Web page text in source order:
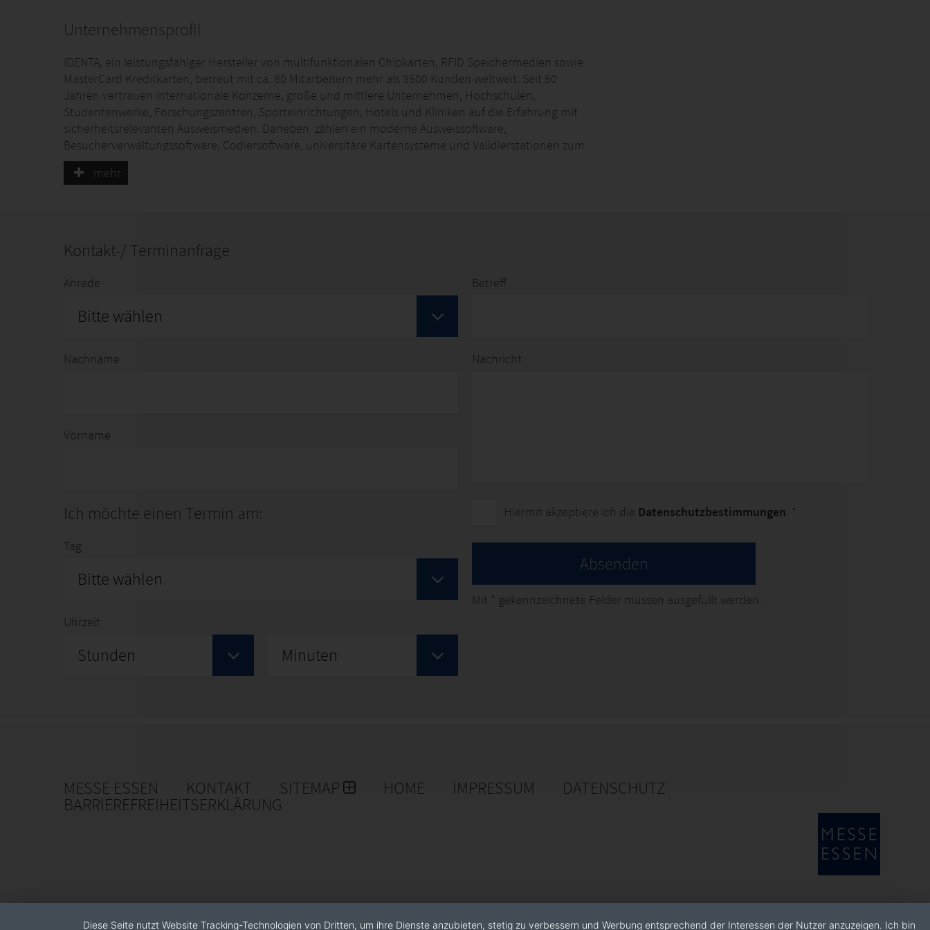
Unternehmensprofil
IDENTA, ein leistungsfähiger Hersteller von multifunktionalen Chipkarten, RFID Speichermedien sowie
MasterCard Kreditkarten, betreut mit ca. 80 Mitarbeitern mehr als 3500 Kunden weltweit. Seit 50
Jahren vertrauen internationale Konzerne, große und mittlere Unternehmen, Hochschulen,
Studentenwerke, Forschungszentren, Sporteinrichtungen, Hotels und Kliniken auf die Erfahrung mit
sicherheitsrelevanten Ausweismedien. Daneben zählen ein moderne Ausweissoftware,
Besucherverwaltungssoftware, Codiersoftware, universitäre Kartensysteme und Validierstationen zum
Portfolio. Als Full-Service Anbieter betreut IDENTA sicher und zuverlässig große Kartenprojekte –
angefangen mit der Beratung, Druck, Produktion, Kartenkodierung bis zum Versand der
mehr
Kontakt-/ Terminanfrage
Anrede
Bitte wählen
Nachname
Vorname
Ich möchte einen Termin am:
Tag
Bitte wählen
Uhrzeit
Stunden Minuten
Betreff
Nachricht
Hiermit akzeptiere ich die Datenschutzbestimmungen . *
Absenden
Mit * gekennzeichnete Felder müssen ausgefüllt werden.
MESSE ESSEN KONTAKT SITEMAP HOME IMPRESSUM DATENSCHUTZ
BARRIEREFREIHEITSERKLÄRUNG
Diese Seite nutzt Website Tracking-Technologien von Dritten, um ihre Dienste anzubieten, stetig zu verbessern und Werbung entsprechend der Interessen der Nutzer anzuzeigen. Ich bin